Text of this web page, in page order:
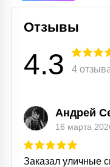
Отзывы
4.3 4
Андрей
16 марта
Заказал уличные